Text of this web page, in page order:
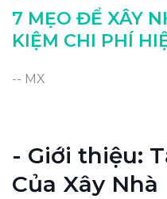
Kết Luận: Xây
7 MẸO ĐỂ XÂY
KIỆM CHI PHÍ
-- MX
- Giới thiệu:
Của Xây Nhà